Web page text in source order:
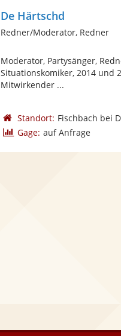
De Härtschd
Redner/Moderator, Redner
Moderator, Partysänger,
Situationskomiker, 2014 und
Mitwirkender ...
Standort: Fischbach bei
Gage: auf Anfrage